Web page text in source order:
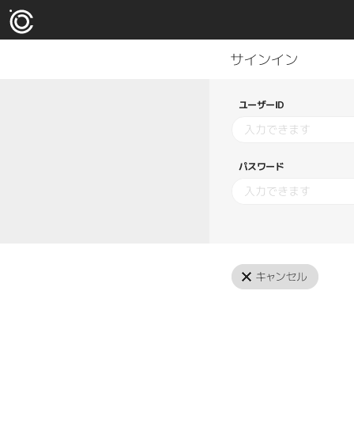
ユーザーID
パスワード